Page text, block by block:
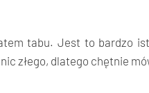
tabu. Jest to bardzo
złego, dlatego chętnie